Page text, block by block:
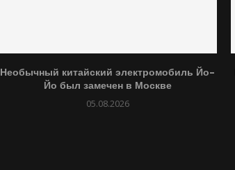
Необычный китайский электромобиль Йо-
Йо был замечен в Москве
05.08.2026